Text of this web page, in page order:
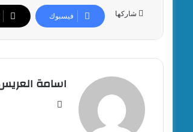
شاركها فيسبوك
اسامة